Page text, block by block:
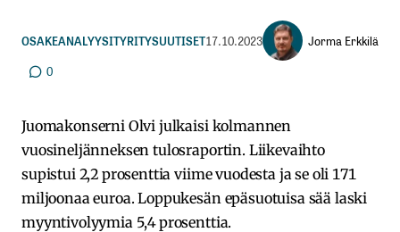
OSAKEANALYYSITYRITYSUUTISET17.10.2023
Jorma Erkkilä
0
Juomakonserni Olvi julkaisi kolmannen
vuosineljänneksen tulosraportin. Liikevaihto
supistui 2,2 prosenttia viime vuodesta ja se oli 171
miljoonaa euroa. Loppukesän epäsuotuisa sää laski
myyntivolyymia 5,4 prosenttia.